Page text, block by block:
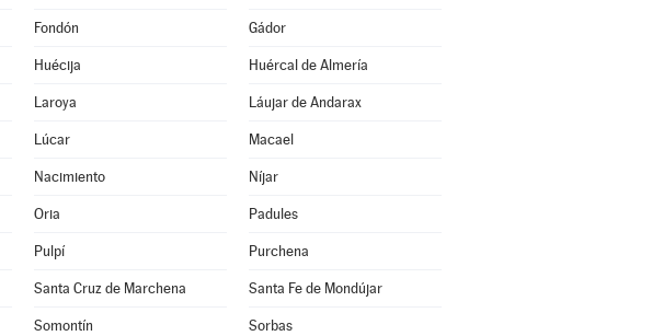
Fondón Gádor
Huécija Huércal de Almería
Laroya Láujar de Andarax
Lúcar Macael
Nacimiento Níjar
Oria Padules
Pulpí Purchena
Santa Cruz de Marchena Santa Fe de Mondújar
Somontín Sorbas